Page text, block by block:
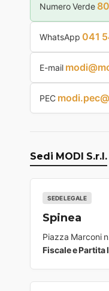
Numero Verde
WhatsApp 041
E-mail
PEC
Sedi MODI S.r.l.
SEDE LEGALE
Spinea
Piazza Marconi
Fiscale e Partita